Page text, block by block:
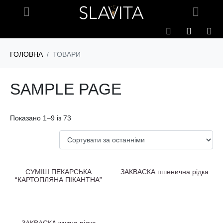
ГОЛОВНА ТОВАРИ
SAMPLE PAGE
Показано 1–9 із 73
CУМІШ ПЕКАРСЬКА
“КАРТОПЛЯНА ПІКАНТНА”
ЗАКВАСКА пшенична рідка